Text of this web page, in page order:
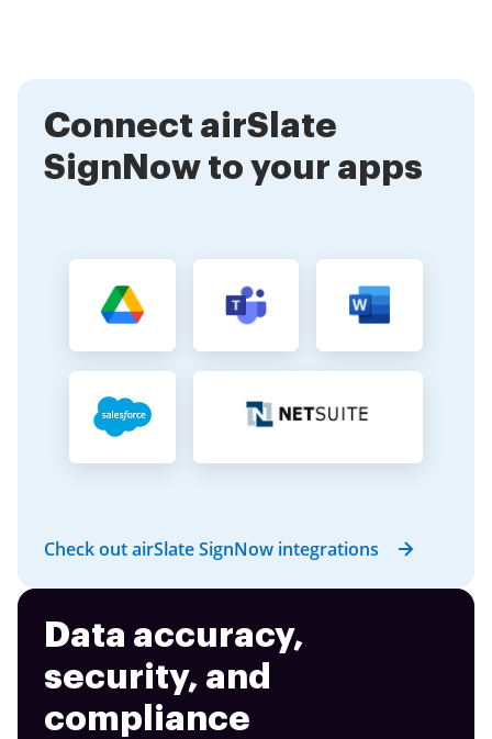
Connect airSlate
SignNow to your apps
Check out airSlate SignNow integrations
Data accuracy,
security, and
compliance